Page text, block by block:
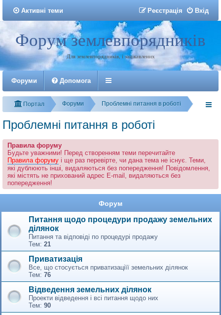
Активні теми Вхід
Реєстрація
Реєстрація
Форум землевпорядників
Для землевпорядників, і зацікавлених
Форуми Допомога
Портал Форуми Проблемні питання в роботі
Проблемні питання в роботі
Правила форуму
Будьте уважними! Перед створенням теми перечитайте
Правила форуму і ще раз перевірте, чи дана тема не існує. Теми,
які дублюють інші, видаляються без попередження! Повідомлення,
які містять не прихований адрес E-mail, видаляються без
попередження!
Форум
Питання щодо процедури продажу земельних
ділянок
Питання та відповіді по процедурі продажу
Тем: 21
Приватизація
Все, що стосується приватизаціїї земельних ділянок
Тем: 76
Відведення земельних ділянок
Проекти відведення і всі питання щодо них
Тем: 90